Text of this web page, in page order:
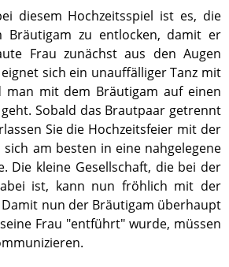
diesem Hochzeitsspiel ist es, die
Bräutigam zu entlocken, damit er
Frau zunächst aus den Augen
sich ein unauffälliger Tanz mit
man mit dem Bräutigam auf einen
Sobald das Brautpaar getrennt
Sie die Hochzeitsfeier mit der
am besten in eine nahgelegene
Die kleine Gesellschaft, die bei der
ist, kann nun fröhlich mit der
nun der Bräutigam überhaupt
Frau "entführt" wurde, müssen